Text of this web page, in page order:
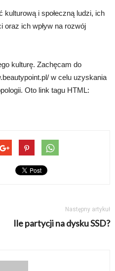
kulturową i społeczną ludzi, ich
oraz ich wpływ na rozwój
kulturę. Zachęcam do
w celu uzyskania
Oto link tagu HTML:
Następny artykuł
Ile partycji na dysku SSD?